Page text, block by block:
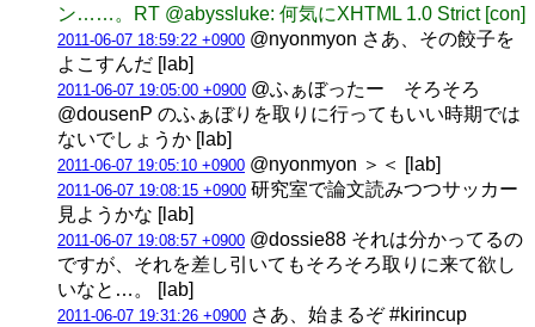
ン……。RT @abyssluke: 何気にXHTML 1.0 Strict [con]
2011-06-07 18:59:22 +0900 @nyonmyon さあ、その餃子を
よこすんだ [lab]
2011-06-07 19:05:00 +0900 @ふぁぼったー そろそろ
@dousenP のふぁぼりを取りに行ってもいい時期では
ないでしょうか [lab]
2011-06-07 19:05:10 +0900 @nyonmyon ＞＜ [lab]
2011-06-07 19:08:15 +0900 研究室で論文読みつつサッカー
見ようかな [lab]
2011-06-07 19:08:57 +0900 @dossie88 それは分かってるの
ですが、それを差し引いてもそろそろ取りに来て欲し
いなと…。 [lab]
2011-06-07 19:31:26 +0900 さあ、始まるぞ #kirincup